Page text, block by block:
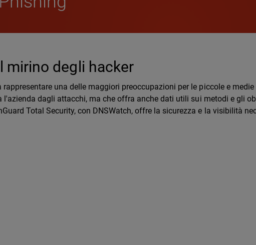
mirino degli hacker
una delle maggiori preoccupazioni per le piccole e medie
l'azienda dagli attacchi, ma che offra anche dati utili sui metodi e gli
Total Security, con DNSWatch, offre la sicurezza e la visibilità